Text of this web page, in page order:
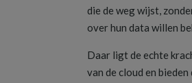
die de weg wijst,
over hun data willen
Daar ligt de echte
van de cloud en